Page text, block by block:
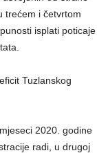
trećem i četvrtom
isplati poticaje
Tuzlanskog
2020. godine
radi, u drugoj